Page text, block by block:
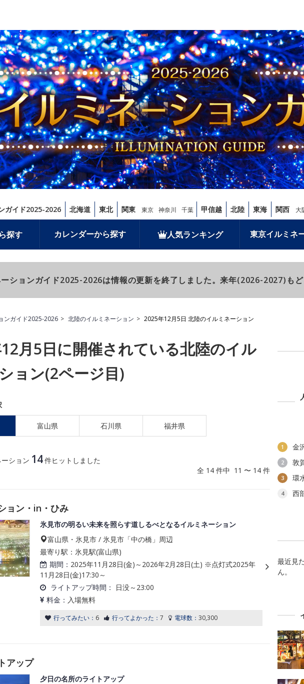
ガイド2025-2026 北海道 東北 関東 東京 神奈川 千葉 甲信越 北陸 東海 関西 大
探す カレンダーから探す 人気ランキング 東京イルミネ
ションガイド2025-2026は情報の更新を終了しました。来年(2026-2027)もど
ンガイド2025-2026 北陸のイルミネーション 2025年12月5日 北陸のイルミネーション
月5日に開催されている北陸のイル
ョン(2ページ目)
富山県 石川県 福井県
ション 14件ヒットしました
全 14 件中 11 〜 14 件
ョン・in・ひみ
氷見市の明るい未来を照らす道しるべとなるイルミネーション
富山県・氷見市 / 氷見市「中の橋」周辺
最寄り駅：氷見駅(富山県)
期間： 2025年11月28日(金)～2026年2月28日(土) ※点灯式2025年
11月28日(金)17:30～
ライトアップ時間：
日没～23:00
料金： 入場無料
行ってみたい： 6 行ってよかった： 7 電球数： 30,300
アップ
夕日の名所のライトアップ
1 金
2 敦
3 環
4
西
最近見
ん。